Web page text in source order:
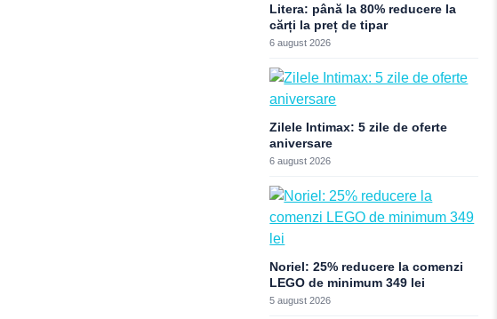
Litera: până la 80% reducere la
cărți la preț de tipar
6 august 2026
Zilele Intimax: 5 zile de oferte
aniversare
6 august 2026
Noriel: 25% reducere la comenzi
LEGO de minimum 349 lei
5 august 2026